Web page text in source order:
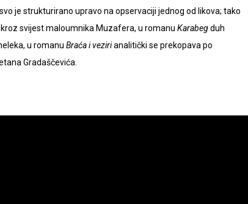
je strukturirano upravo na opservaciji jednog od likova; tako
svijest maloumnika Muzafera, u romanu Karabegduh
u romanu Braća i vezirianalitički se prekopava po
Gradaščevića.